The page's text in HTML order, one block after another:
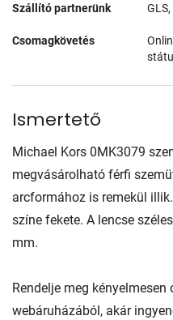
Szállító partnerünk
Csomagkövetés
Ismertető
Michael Kors 0MK3079
megvásárolható férfi
arcformához is remekül
színe fekete. A lencse
mm.
Rendelje meg
webáruházából, akár